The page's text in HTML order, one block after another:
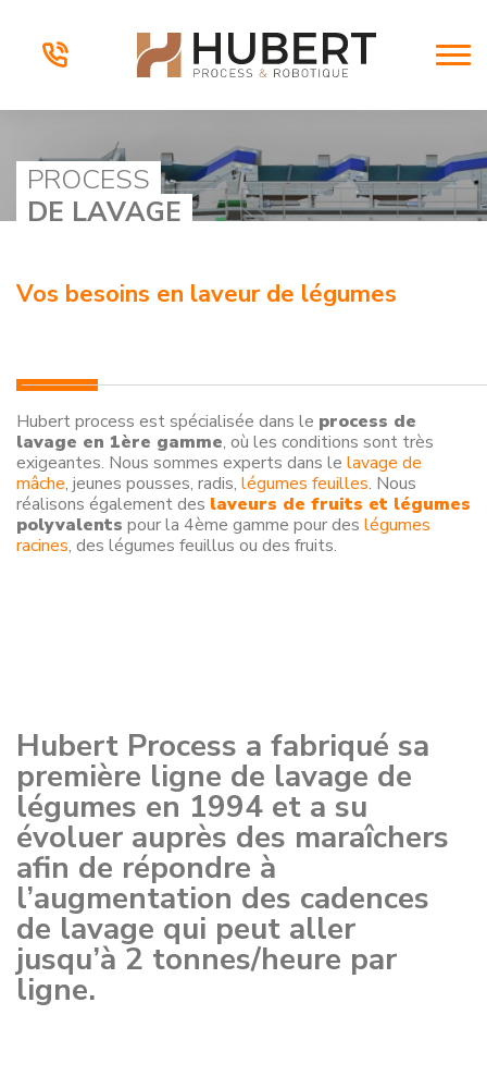
PROCESS
DE LAVAGE
Vos besoins en laveur de légumes
Hubert process est spécialisée dans le process de
lavage en 1ère gamme, où les conditions sont très
exigeantes. Nous sommes experts dans le lavage de
mâche, jeunes pousses, radis, légumes feuilles. Nous
réalisons également des laveurs de fruits et légumes
polyvalents pour la 4ème gamme pour des légumes
racines, des légumes feuillus ou des fruits.
Hubert Process a fabriqué sa
première ligne de lavage de
légumes en 1994 et a su
évoluer auprès des maraîchers
afin de répondre à
l’augmentation des cadences
de lavage qui peut aller
jusqu’à 2 tonnes/heure par
ligne.